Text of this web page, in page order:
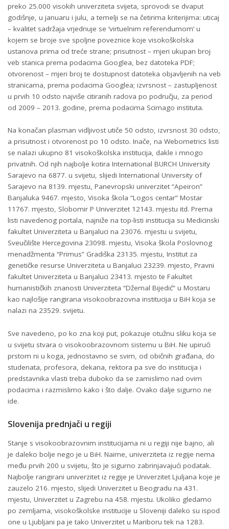
preko 25.000 visokih univerziteta svijeta, sprovodi se dvaput
godišnje, u januaru i julu, a temelji se na četirima kriterijima: uticaj
– kvalitet sadržaja vrjednuje se ‘virtuelnim referendumom’ u
kojem se broje sve spoljne poveznice koje visokoškolska
ustanova prima od treće strane; prisutnost – mjeri ukupan broj
veb stanica prema podacima Googlea, bez datoteka PDF;
otvorenost – mjeri broj te dostupnost datoteka objavljenih na veb
stranicama, prema podacima Googlea; izvrsnost – zastupljenost
u prvih 10 odsto najviše citiranih radova po području, za period
od 2009 – 2013. godine, prema podacima Scimago instituta.
Na konačan plasman vidljivost utiče 50 odsto, izvrsnost 30 odsto,
a prisutnost i otvorenost po 10 odsto. Inače, na Webometrics listi
se nalazi ukupno 81 visokoškolska institucija, dakle i mnogo
privatnih. Od njih najbolje kotira International BURCH University
Sarajevo na 6877. u svijetu, slijedi International University of
Sarajevo na 8139. mjestu, Panevropski univerzitet “Apeiron”
Banjaluka 9467. mjesto, Visoka škola “Logos centar” Mostar
11767. mjesto, Slobomir P Univerzitet 12143. mjestu itd. Prema
listi navedenog portala, najniže na top-listi institucija su Medicinski
fakultet Univerziteta u Banjaluci na 23076. mjestu u svijetu,
Sveučilište Hercegovina 23098. mjestu, Visoka škola Poslovnog
menadžmenta “Primus” Gradiška 23135. mjestu, Institut za
genetičke resurse Univerziteta u Banjaluci 23239. mjesto, Pravni
fakultet Univerziteta u Banjaluci 23413. mjesto te Fakultet
humanističkih znanosti Univerziteta “Džemal Bijedić” u Mostaru
kao najlošije rangirana visokoobrazovna institucija u BiH koja se
nalazi na 23529. svijetu.
Sve navedeno, po ko zna koji put, pokazuje otužnu sliku koja se
u svijetu stvara o visokoobrazovnom sistemu u BiH. Ne upirući
prstom ni u koga, jednostavno se svim, od običnih građana, do
studenata, profesora, dekana, rektora pa sve do institucija i
predstavnika vlasti treba duboko da se zamislimo nad ovim
podacima i razmislimo kako i što dalje. Ovako dalje sigurno ne
ide.
Slovenija prednjači u regiji
Stanje s visokoobrazovnim institucijama ni u regiji nije bajno, ali
je daleko bolje nego je u BiH. Naime, univerziteta iz regije nema
među prvih 200 u svijetu, što je sigurno zabrinjavajući podatak.
Najbolje rangirani univerzitet iz regije je Univerzitet Ljuljana koje je
zauzelo 216. mjesto, slijedi Univerzitet u Beogradu na 431.
mjestu, Univerzitet u Zagrebu na 458. mjestu. Ukoliko gledamo
po zemljama, visokoškolske institucije u Sloveniji daleko su ispod
one u Ljubljani pa je tako Univerzitet u Mariboru tek na 1283.